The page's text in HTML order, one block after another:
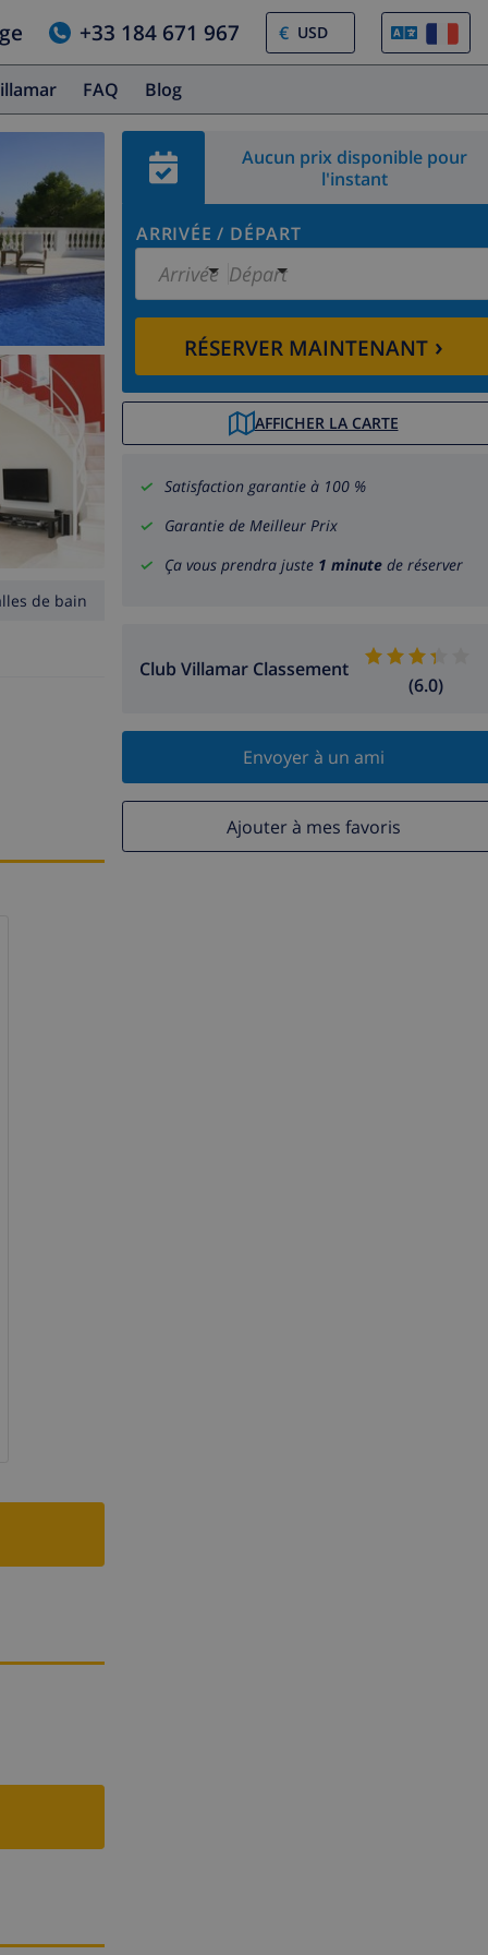
+33 184 671 967 €
FAQ Blog
Aucun prix disponible pour
l'instant
ARRIVÉE / DÉPART
Arrivée Départ
RÉSERVER MAINTENANT›
AFFICHER LA CARTE
Satisfaction garantie à 100 %
Garantie de Meilleur Prix
Ça vous prendra juste 1 minute de réserver
Club Villamar Classement
(6.0)
Envoyer à un ami
Ajouter à mes favoris
de bain